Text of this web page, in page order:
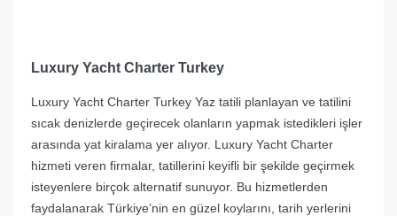
Luxury Yacht Charter Turkey
Luxury Yacht Charter Turkey Yaz tatili planlayan ve tatilini
sıcak denizlerde geçirecek olanların yapmak istedikleri işler
arasında yat kiralama yer alıyor. Luxury Yacht Charter
hizmeti veren firmalar, tatillerini keyifli bir şekilde geçirmek
isteyenlere birçok alternatif sunuyor. Bu hizmetlerden
faydalanarak Türkiye’nin en güzel koylarını, tarih yerlerini